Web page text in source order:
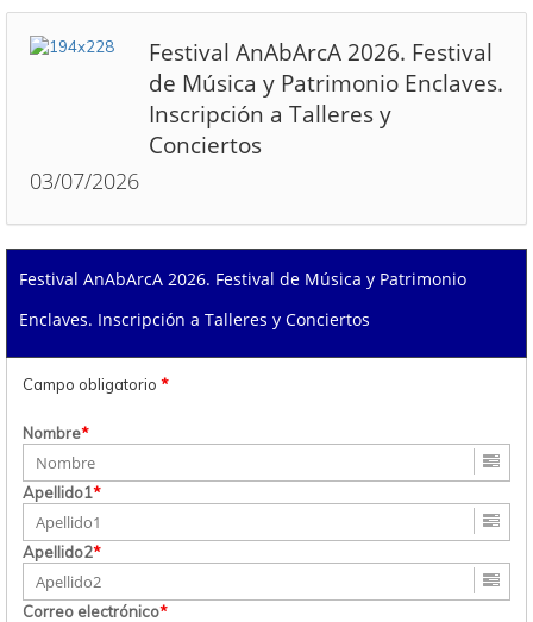
Festival AnAbArcA 2026. Festival
de Música y Patrimonio Enclaves.
Inscripción a Talleres y
Conciertos
03/07/2026
Festival AnAbArcA 2026. Festival de Música y Patrimonio
Enclaves. Inscripción a Talleres y Conciertos
Campo obligatorio *
Nombre*
Apellido1*
Apellido2*
Correo electrónico*